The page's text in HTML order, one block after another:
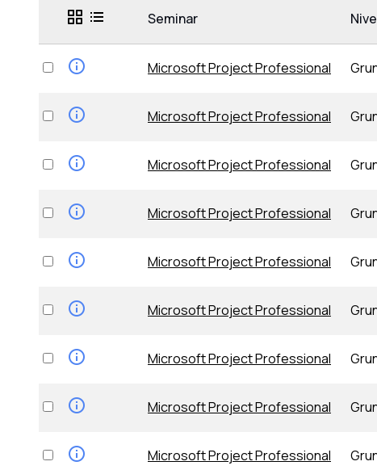
Seminar
Microsoft Project Professional
Microsoft Project Professional
Microsoft Project Professional
Microsoft Project Professional
Microsoft Project Professional
Microsoft Project Professional
Microsoft Project Professional
Microsoft Project Professional
Microsoft Project Professional